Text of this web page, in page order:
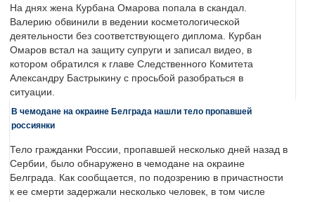
На днях жена Курбана Омарова попала в скандал.
Валерию обвинили в ведении косметологической
деятельности без соответствующего диплома. Курбан
Омаров встал на защиту супруги и записал видео, в
котором обратился к главе Следственного Комитета
Александру Бастрыкину с просьбой разобраться в
ситуации.
В чемодане на окраине Белграда нашли тело пропавшей
россиянки
Тело гражданки России, пропавшей несколько дней назад в
Сербии, было обнаружено в чемодане на окраине
Белграда. Как сообщается, по подозрению в причастности
к ее смерти задержали несколько человек, в том числе